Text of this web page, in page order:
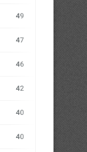
49
47
46
42
40
40